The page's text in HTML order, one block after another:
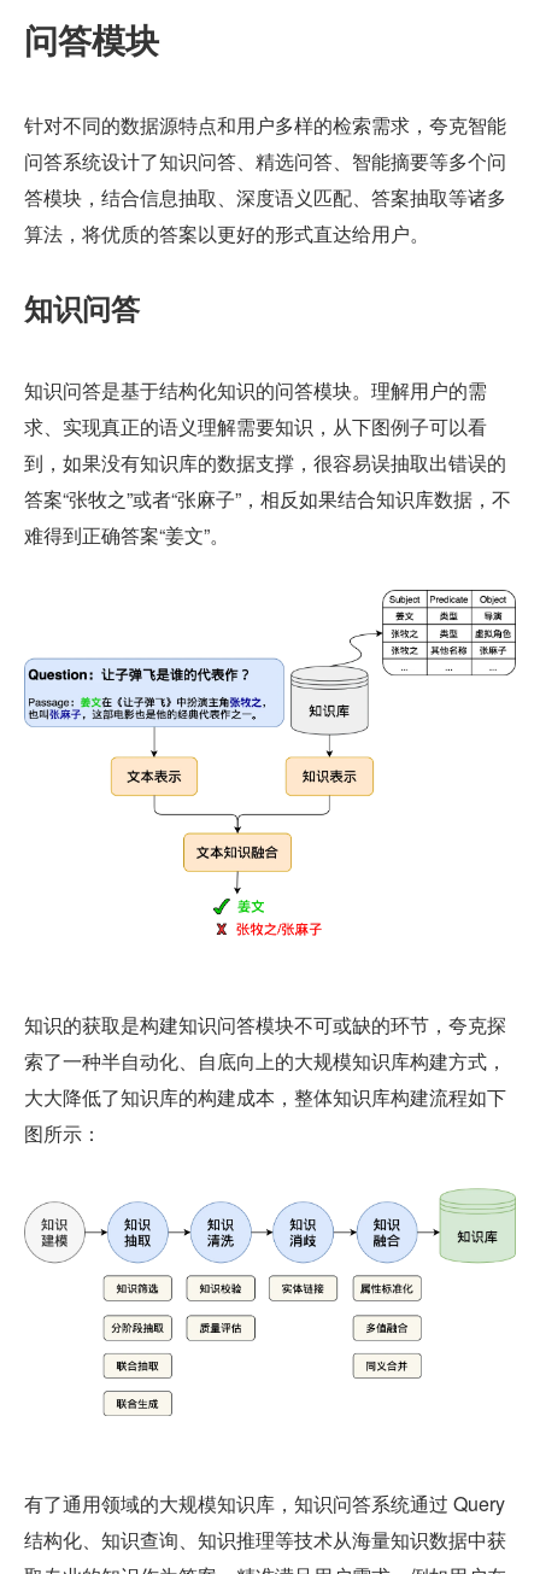
问答模块
针对不同的数据源特点和用户多样的检索需求，夸克智能
问答系统设计了知识问答、精选问答、智能摘要等多个问
答模块，结合信息抽取、深度语义匹配、答案抽取等诸多
算法，将优质的答案以更好的形式直达给用户。
知识问答
知识问答是基于结构化知识的问答模块。理解用户的需
求、实现真正的语义理解需要知识，从下图例子可以看
到，如果没有知识库的数据支撑，很容易误抽取出错误的
答案“张牧之”或者“张麻子”，相反如果结合知识库数据，不
难得到正确答案“姜文”。
知识的获取是构建知识问答模块不可或缺的环节，夸克探
索了一种半自动化、自底向上的大规模知识库构建方式，
大大降低了知识库的构建成本，整体知识库构建流程如下
图所示：
有了通用领域的大规模知识库，知识问答系统通过 Query
结构化、知识查询、知识推理等技术从海量知识数据中获